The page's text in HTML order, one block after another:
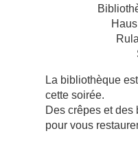
La bibliothèque
cette soirée.
Des crêpes et des
pour vous